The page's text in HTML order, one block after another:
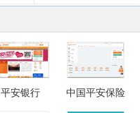
平安银行 中国平安保险